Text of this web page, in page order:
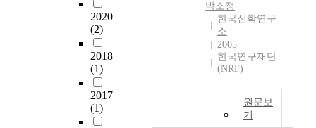
2020
(2)
2018
(1)
2017
(1)
박소정
한국신학연구
소
2005
한국연구재단
(NRF)
원문보
기